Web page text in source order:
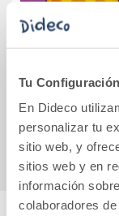
Tu
En Dideco
personalizar tu
sitio web, y
sitios web y en
información
colaboradores
Cucú-tras de
selva
10,95€
Comprar